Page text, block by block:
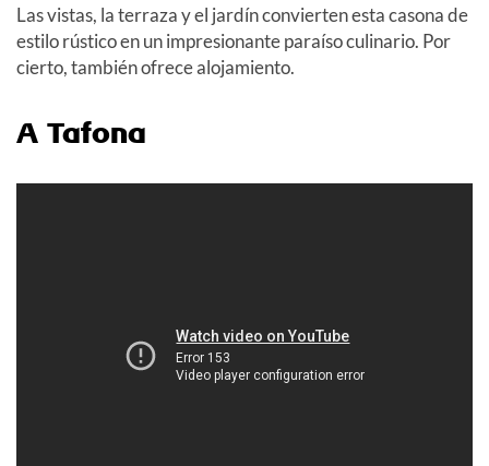
Las vistas, la terraza y el jardín convierten esta casona de
estilo rústico en un impresionante paraíso culinario. Por
cierto, también ofrece alojamiento.
A Tafona